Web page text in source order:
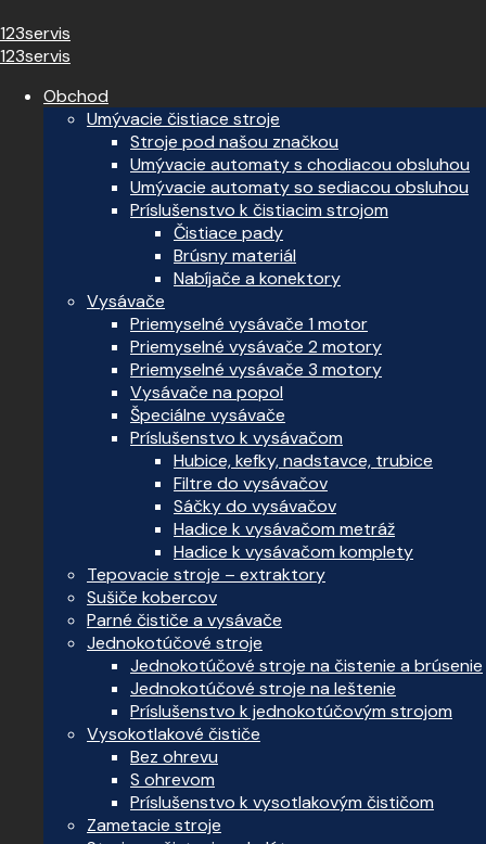
123servis
123servis
Obchod
Umývacie čistiace stroje
Stroje pod našou značkou
Umývacie automaty s chodiacou obsluhou
Umývacie automaty so sediacou obsluhou
Príslušenstvo k čistiacim strojom
Čistiace pady
Brúsny materiál
Nabíjače a konektory
Vysávače
Priemyselné vysávače 1 motor
Priemyselné vysávače 2 motory
Priemyselné vysávače 3 motory
Vysávače na popol
Špeciálne vysávače
Príslušenstvo k vysávačom
Hubice, kefky, nadstavce, trubice
Filtre do vysávačov
Sáčky do vysávačov
Hadice k vysávačom metráž
Hadice k vysávačom komplety
Tepovacie stroje – extraktory
Sušiče kobercov
Parné čističe a vysávače
Jednokotúčové stroje
Jednokotúčové stroje na čistenie a brúsenie
Jednokotúčové stroje na leštenie
Príslušenstvo k jednokotúčovým strojom
Vysokotlakové čističe
Bez ohrevu
S ohrevom
Príslušenstvo k vysotlakovým čističom
Zametacie stroje